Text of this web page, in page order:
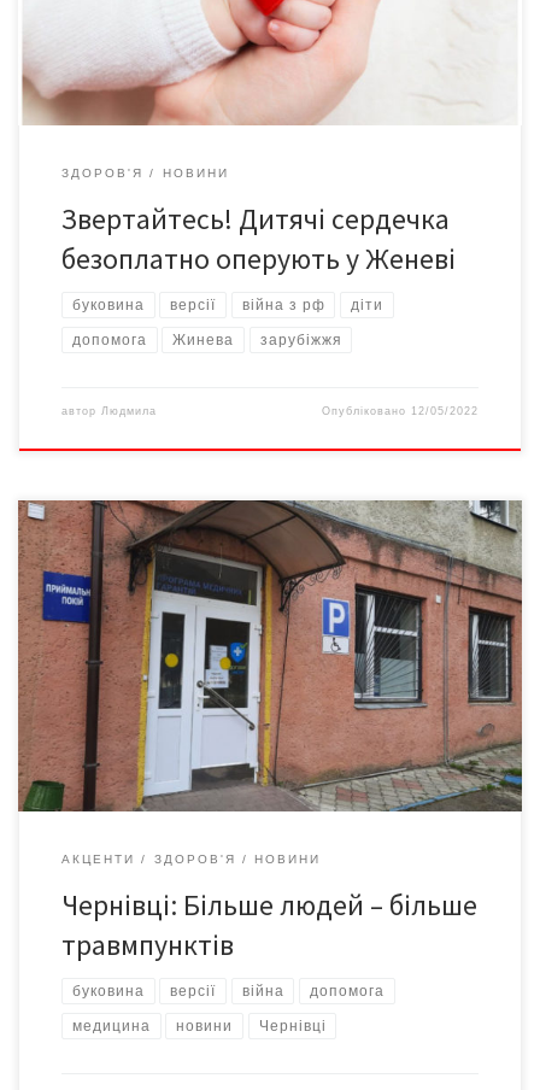
Хохлікова: «Місто Женева, лікарня HUG відділення педіатрії та
дитячої кардіології. Завідувач і […]
ЗДОРОВ'Я НОВИНИ
Звертайтесь! Дитячі сердечка
безоплатно оперують у Женеві
буковина версії війна з рф діти
допомога Жинева зарубіжжя
автор Людмила Опубліковано 12/05/2022
У корпусі №2 Центральної міської клінічної лікарні, що на вул.
Героїв Майдану, 226, запрацював травмпункт. Відділення ПОКИ
ЩО працює лише у будні з 8:00 до 20:00, тоді як у травмпункті
лікарні Швидкої допомоги, що на вул. Руській, ведуть прийом
цілодобово. – До нас люди звертаються і самостійно, і було
таке, що […]
АКЦЕНТИ ЗДОРОВ'Я НОВИНИ
Чернівці: Більше людей – більше
травмпунктів
буковина версії війна допомога
медицина новини Чернівці